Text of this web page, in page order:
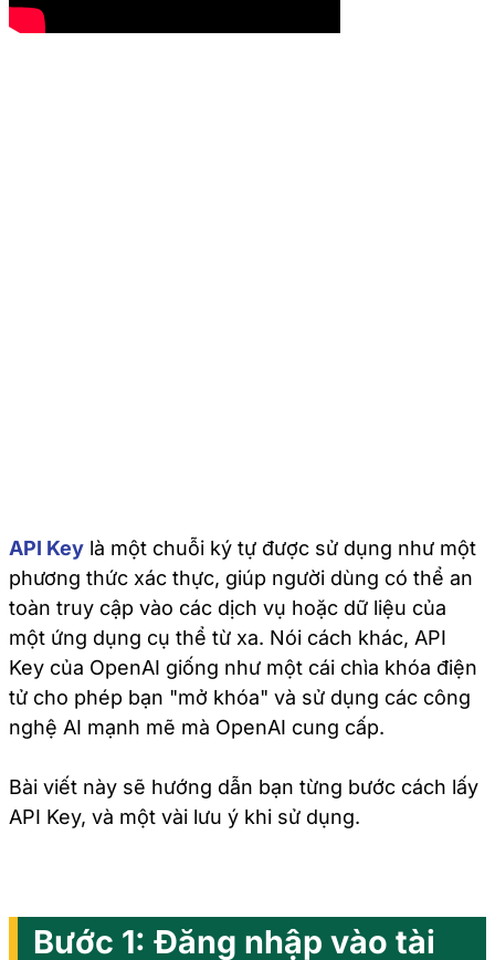
API Key là một chuỗi ký tự được sử dụng như một
phương thức xác thực, giúp người dùng có thể an
toàn truy cập vào các dịch vụ hoặc dữ liệu của
một ứng dụng cụ thể từ xa. Nói cách khác, API
Key của OpenAI giống như một cái chìa khóa điện
tử cho phép bạn "mở khóa" và sử dụng các công
nghệ AI mạnh mẽ mà OpenAI cung cấp.
Bài viết này sẽ hướng dẫn bạn từng bước cách lấy
API Key, và một vài lưu ý khi sử dụng.
Bước 1: Đăng nhập vào tài